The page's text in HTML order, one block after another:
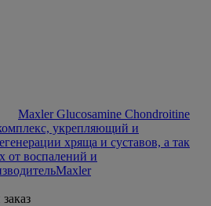
Maxler Glucosamine Chondroitine
укрепляющий и
хряща и суставов, а так
воспалений и
Maxler